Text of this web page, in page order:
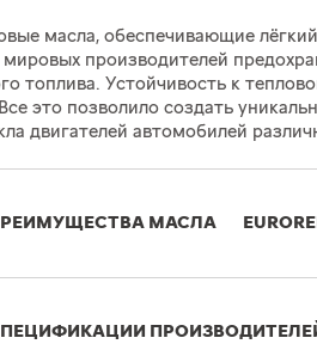
масла, обеспечивающие
производителей
топлива. Устойчивость к
это позволило создать
двигателей автомобилей
МАСЛА